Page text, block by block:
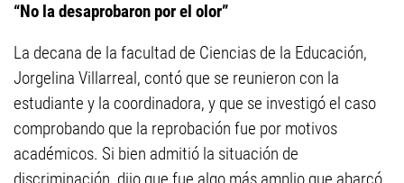
“No la desaprobaron por el olor”
La decana de la facultad de Ciencias de la Educación,
Jorgelina Villarreal, contó que se reunieron con la
estudiante y la coordinadora, y que se investigó el caso
comprobando que la reprobación fue por motivos
académicos. Si bien admitió la situación de